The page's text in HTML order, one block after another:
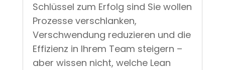
Schlüssel zum Erfolg sind Sie wollen
Prozesse verschlanken,
Verschwendung reduzieren und die
Effizienz in Ihrem Team steigern –
aber wissen nicht, welche Lean